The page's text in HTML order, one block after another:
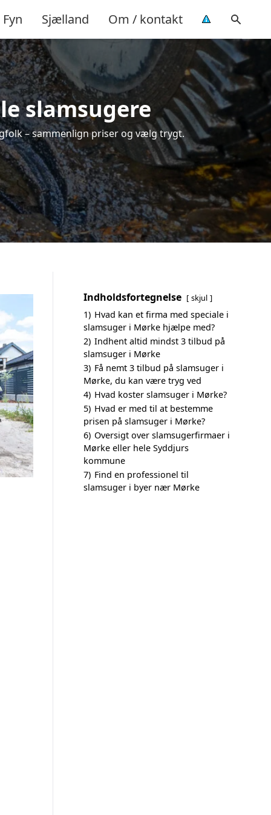
Fyn Sjælland Om / kontakt
slamsugere
– sammenlign priser og vælg trygt.
Indholdsfortegnelse skjul
1) Hvad kan et firma med speciale i
slamsuger i Mørke hjælpe med?
2) Indhent altid mindst 3 tilbud på
slamsuger i Mørke
3) Få nemt 3 tilbud på slamsuger i
Mørke, du kan være tryg ved
4) Hvad koster slamsuger i Mørke?
5) Hvad er med til at bestemme
prisen på slamsuger i Mørke?
6) Oversigt over slamsugerfirmaer i
Mørke eller hele Syddjurs
kommune
7) Find en professionel til
slamsuger i byer nær Mørke